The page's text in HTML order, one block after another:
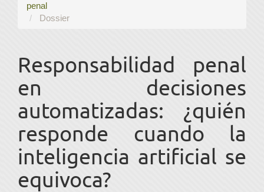
penal
Dossier
Responsabilidad penal
en decisiones
automatizadas: ¿quién
responde cuando la
inteligencia artificial se
equivoca?